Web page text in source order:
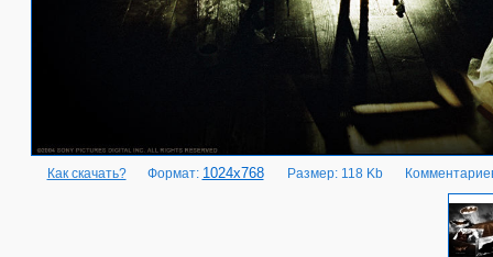
Как скачать? Формат: 1024x768 Размер: 118 Kb